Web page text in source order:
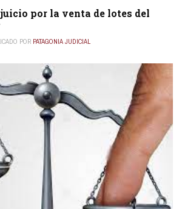
por la venta de lotes del
POR PATAGONIA JUDICIAL